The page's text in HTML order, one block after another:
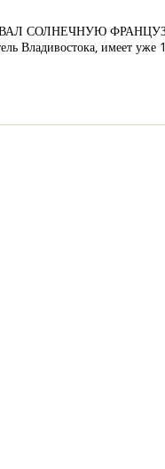
СОЛНЕЧНУЮ
Владивостока, имеет